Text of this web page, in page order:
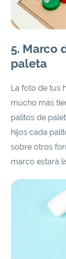
5. Marco
paleta
La foto de tus
mucho más
palitos de
hijos cada
sobre otros
marco estará